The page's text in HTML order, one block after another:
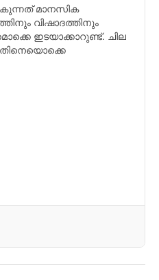
മാനസിക
വിഷാദത്തിനും
ഇടയാക്കാറുണ്ട്. ചില